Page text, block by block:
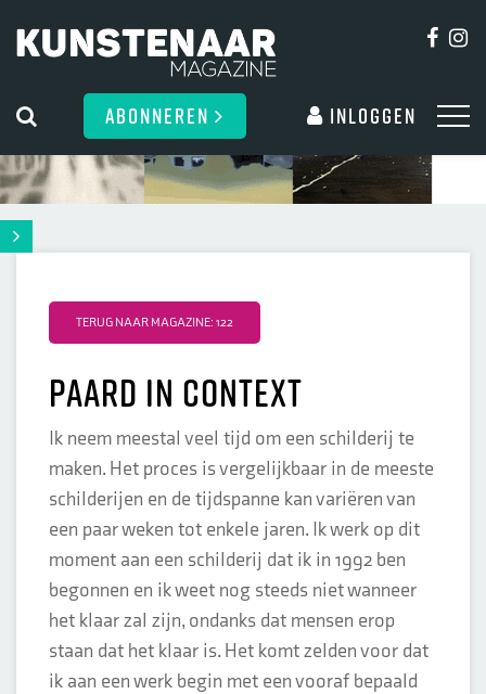
ABONNEREN Inloggen
TERUG NAAR MAGAZINE: 122
Paard in context
Ik neem meestal veel tijd om een schilderij te
maken. Het proces is vergelijkbaar in de meeste
schilderijen en de tijdspanne kan variëren van
een paar weken tot enkele jaren. Ik werk op dit
moment aan een schilderij dat ik in 1992 ben
begonnen en ik weet nog steeds niet wanneer
het klaar zal zijn, ondanks dat mensen erop
staan dat het klaar is. Het komt zelden voor dat
ik aan een werk begin met een vooraf bepaald